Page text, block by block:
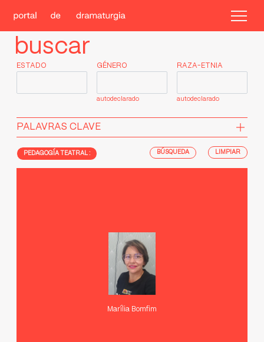
buscar
ESTADO GÉNERO
autodeclarado
RAZA-ETNIA
autodeclarado
PALAVRAS CLAVE
PEDAGOGÍA TEATRAL : LIMPIAR
Marília Bomfim